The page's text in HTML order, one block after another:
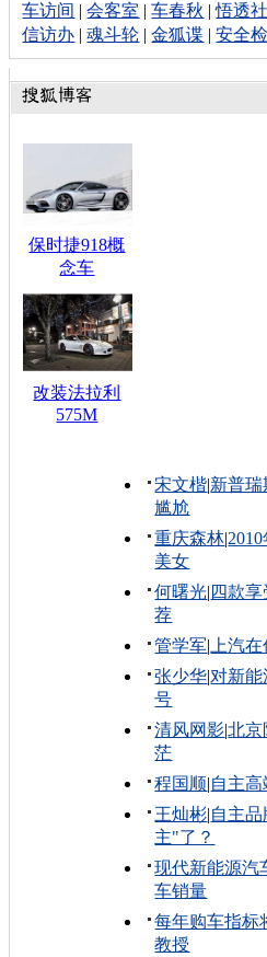
车访间 |会客室 |车春秋 |悟透社
信访办 |魂斗轮 |金狐谍 |安全
保时捷918概
念车
改装法拉利
575M
宋文楷|新普
尴尬
重庆森林|
美女
何曙光| 四款
荐
管学军| 上汽
张少华|对新
号
清风网影|北京
茫
程国顺|自主高
王灿彬|自主
主"了？
现代新能源汽
车销量
每年购车指标
教授